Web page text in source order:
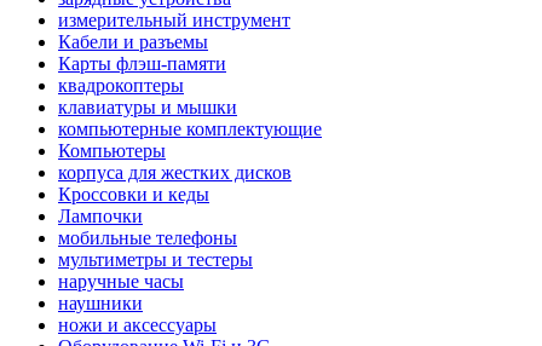
измерительный инструмент
Кабели и разъемы
Карты флэш-памяти
квадрокоптеры
клавиатуры и мышки
компьютерные комплектующие
Компьютеры
корпуса для жестких дисков
Кроссовки и кеды
Лампочки
мобильные телефоны
мультиметры и тестеры
наручные часы
наушники
ножи и аксессуары